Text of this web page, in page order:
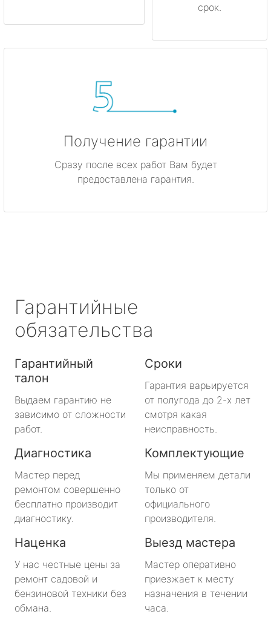
срок.
Получение гарантии
Сразу после всех работ Вам будет
предоставлена гарантия.
Гарантийные
обязательства
Гарантийный
талон
Выдаем гарантию не
зависимо от сложности
работ.
Сроки
Гарантия варьируется
от полугода до 2-х лет
смотря какая
неисправность.
Диагностика
Мастер перед
ремонтом совершенно
бесплатно производит
диагностику.
Комплектующие
Мы применяем детали
только от
официального
производителя.
Наценка
У нас честные цены за
ремонт садовой и
бензиновой техники без
обмана.
Выезд мастера
Мастер оперативно
приезжает к месту
назначения в течении
часа.